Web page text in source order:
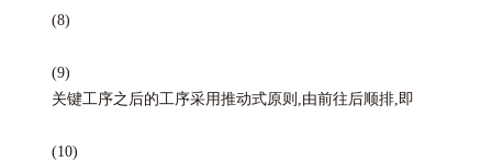
(8)
(9)
关键工序之后的工序采用推动式原则,由前往后顺排,即
(10)